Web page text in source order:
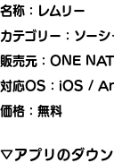
名称：レムリー
カテゴリー：ソー
販売元：ONE
対応OS：iOS /
価格：無料
▽アプリのダウン